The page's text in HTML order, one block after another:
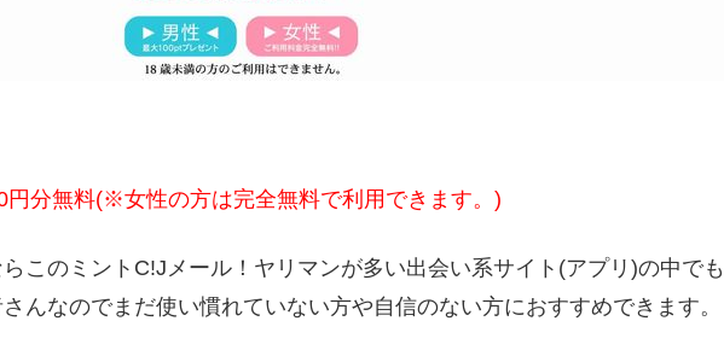
円分無料(※女性の方は完全無料で利用できます。)
このミントC!Jメール！ヤリマンが多い出会い系サイト(アプリ)の中でも
んなのでまだ使い慣れていない方や自信のない方におすすめできます。